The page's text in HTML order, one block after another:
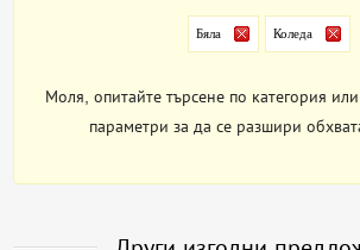
Бяла Коледа
Моля, опитайте търсене по категория
параметри за да се разшири